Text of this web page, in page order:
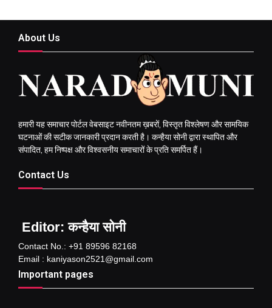
About Us
हमारी यह समाचार पोर्टल वेबसाइट नवीनतम ख़बरों, विस्तृत विश्लेषण और सामयिक
घटनाओं की सटीक जानकारी प्रदान करती है। कन्हैया सोनी द्वारा स्थापित और
संपादित, हम निष्पक्ष और विश्वसनीय समाचारों के प्रति समर्पित हैं।
Contact Us
Editor: कन्हैया सोनी
Contact No.: +91 89596 82168
Email : kaniyason2521@gmail.com
Important pages